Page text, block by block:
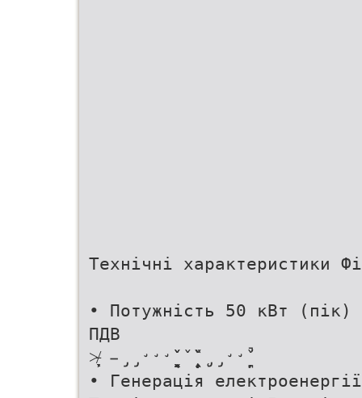
Технічні характеристики
• Потужність 50 кВт
ПДВ
˃̵̸̖̦̞̦̞ ̵̡̡̛̛̛̬̯̖̬̭̯̌̌ ˇ̨̞̦̦̭̞̌̏ ̨̡̡̛̛̪̦̌̚
• Генерація